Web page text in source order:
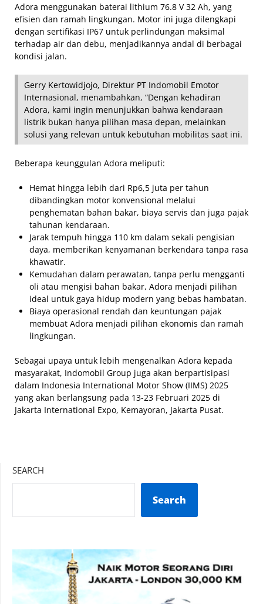
Adora menggunakan baterai lithium 76.8 V 32 Ah, yang
efisien dan ramah lingkungan. Motor ini juga dilengkapi
dengan sertifikasi IP67 untuk perlindungan maksimal
terhadap air dan debu, menjadikannya andal di berbagai
kondisi jalan.
Gerry Kertowidjojo, Direktur PT Indomobil Emotor
Internasional, menambahkan, “Dengan kehadiran
Adora, kami ingin menunjukkan bahwa kendaraan
listrik bukan hanya pilihan masa depan, melainkan
solusi yang relevan untuk kebutuhan mobilitas saat ini.
Beberapa keunggulan Adora meliputi:
Hemat hingga lebih dari Rp6,5 juta per tahun
dibandingkan motor konvensional melalui
penghematan bahan bakar, biaya servis dan juga pajak
tahunan kendaraan.
Jarak tempuh hingga 110 km dalam sekali pengisian
daya, memberikan kenyamanan berkendara tanpa rasa
khawatir.
Kemudahan dalam perawatan, tanpa perlu mengganti
oli atau mengisi bahan bakar, Adora menjadi pilihan
ideal untuk gaya hidup modern yang bebas hambatan.
Biaya operasional rendah dan keuntungan pajak
membuat Adora menjadi pilihan ekonomis dan ramah
lingkungan.
Sebagai upaya untuk lebih mengenalkan Adora kepada
masyarakat, Indomobil Group juga akan berpartisipasi
dalam Indonesia International Motor Show (IIMS) 2025
yang akan berlangsung pada 13-23 Februari 2025 di
Jakarta International Expo, Kemayoran, Jakarta Pusat.
SEARCH
Search